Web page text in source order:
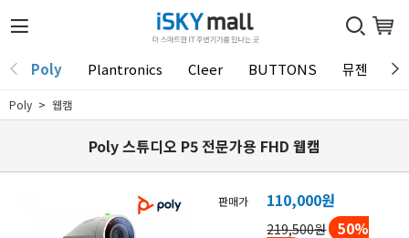
Poly Plantronics Cleer BUTTONS 뮤젠
Poly 웹캠
Poly 스튜디오 P5 전문가용 FHD 웹캠
판매가 110,000원
219,500원 50%